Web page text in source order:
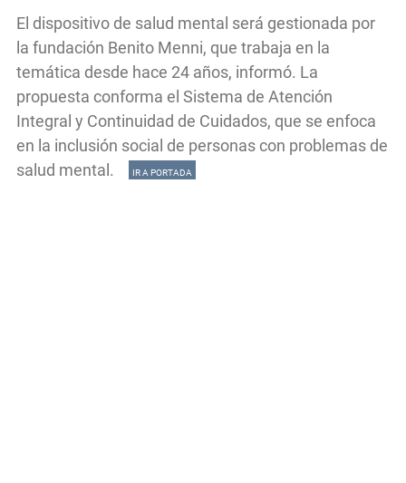
El dispositivo de salud mental será gestionada por
la fundación Benito Menni, que trabaja en la
temática desde hace 24 años, informó. La
propuesta conforma el Sistema de Atención
Integral y Continuidad de Cuidados, que se enfoca
en la inclusión social de personas con problemas de
salud mental.
IR A PORTADA